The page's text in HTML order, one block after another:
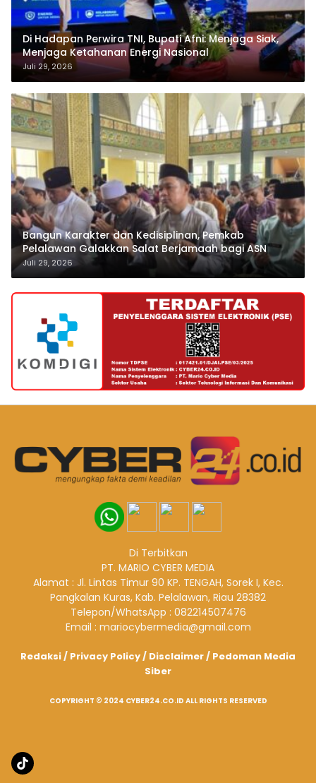
Di Hadapan Perwira TNI, Bupati Afni: Menjaga Siak,
Menjaga Ketahanan Energi Nasional
Juli 29, 2026
Bangun Karakter dan Kedisiplinan, Pemkab
Pelalawan Galakkan Salat Berjamaah bagi ASN
Juli 29, 2026
Di Terbitkan
PT. MARIO CYBER MEDIA
Alamat : Jl. Lintas Timur 90 KP. TENGAH, Sorek I, Kec.
Pangkalan Kuras, Kab. Pelalawan, Riau 28382
Telepon/WhatsApp : 082214507476
Email : mariocybermedia@gmail.com
Redaksi/ Privacy Policy/ Disclaimer/ Pedoman Media
Siber
COPYRIGHT © 2024 CYBER24.CO.ID ALL RIGHTS RESERVED